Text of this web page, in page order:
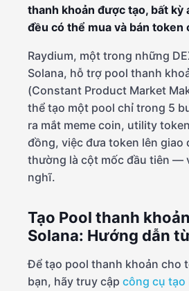
thanh khoản được tạo, bất kỳ
đều có thể mua và bán token
Raydium, một trong những
Solana, hỗ trợ pool thanh
(Constant Product Market
thể tạo một pool chỉ trong 5
ra mắt meme coin, utility
đồng, việc đưa token lên giao
thường là cột mốc đầu tiên —
nghĩ.
Tạo Pool thanh
Solana: Hướng dẫn
Để tạo pool thanh khoản cho
bạn, hãy truy cập công cụ tạo